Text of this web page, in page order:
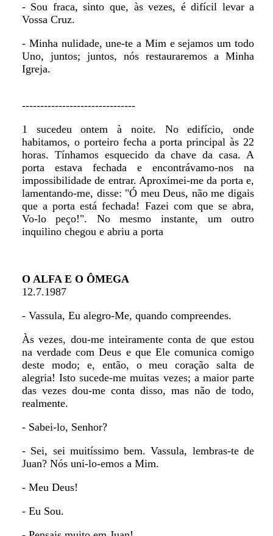
- Sou fraca, sinto que, às vezes, é difícil levar a
Vossa Cruz.
- Minha nulidade, une-te a Mim e sejamos um todo
Uno, juntos; juntos, nós restauraremos a Minha
Igreja.
-------------------------------
1 sucedeu ontem à noite. No edifício, onde
habitamos, o porteiro fecha a porta principal às 22
horas. Tínhamos esquecido da chave da casa. A
porta estava fechada e encontrávamo-nos na
impossibilidade de entrar. Aproximei-me da porta e,
lamentando-me, disse: "Ó meu Deus, não me digais
que a porta está fechada! Fazei com que se abra,
Vo-lo peço!". No mesmo instante, um outro
inquilino chegou e abriu a porta
O ALFA E O ÔMEGA
12.7.1987
- Vassula, Eu alegro-Me, quando compreendes.
Às vezes, dou-me inteiramente conta de que estou
na verdade com Deus e que Ele comunica comigo
deste modo; e, então, o meu coração salta de
alegria! Isto sucede-me muitas vezes; a maior parte
das vezes dou-me conta disso, mas não de todo,
realmente.
- Sabei-lo, Senhor?
- Sei, sei muitíssimo bem. Vassula, lembras-te de
Juan? Nós uni-lo-emos a Mim.
- Meu Deus!
- Eu Sou.